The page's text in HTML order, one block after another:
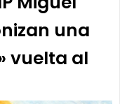
una
vuelta al